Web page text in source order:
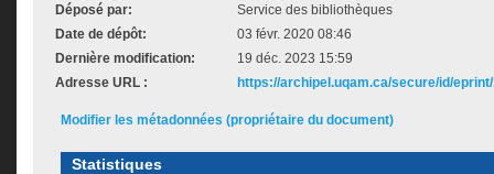
Déposé par:
Service des bibliothèques
Date de dépôt:
03 févr. 2020 08:46
Dernière modification:
19 déc. 2023 15:59
Adresse URL :
https://archipel.uqam.ca/secure/id/
Modifier les métadonnées (propriétaire du document)
Statistiques